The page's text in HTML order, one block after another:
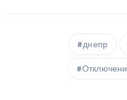
днепр